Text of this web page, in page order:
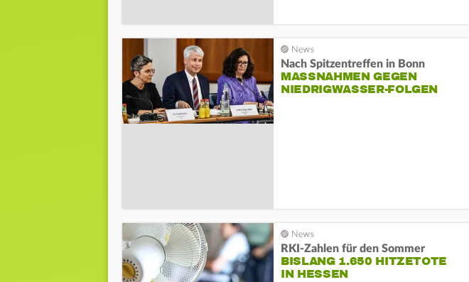
Nach Spitzentreffen in Bonn
MASSNAHMEN GEGEN N
IEDRIGWASSER-FOLGEN
RKI-Zahlen für den Sommer
BISLANG 1.650 HITZETOTE
IN HESSEN